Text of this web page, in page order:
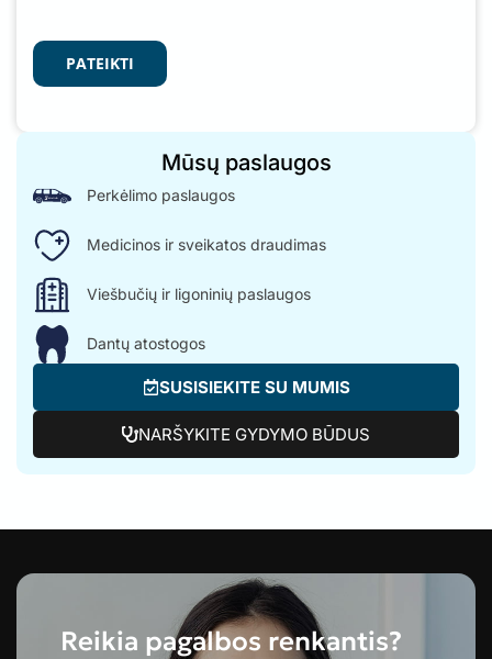
PATEIKTI
Mūsų paslaugos
Perkėlimo paslaugos
Medicinos ir sveikatos draudimas
Viešbučių ir ligoninių paslaugos
Dantų atostogos
SUSISIEKITE SU MUMIS
NARŠYKITE GYDYMO BŪDUS
Reikia pagalbos renkantis?